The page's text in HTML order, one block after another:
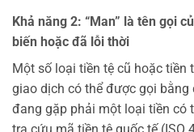
Khả năng 2: “Man” là tên gọi
biến hoặc đã lỗi thời
Một số loại tiền tệ cũ hoặc tiền
giao dịch có thể được gọi bằng
đang gặp phải một loại tiền có